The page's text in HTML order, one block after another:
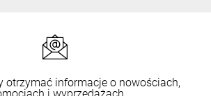
otrzymać informacje o nowościach,